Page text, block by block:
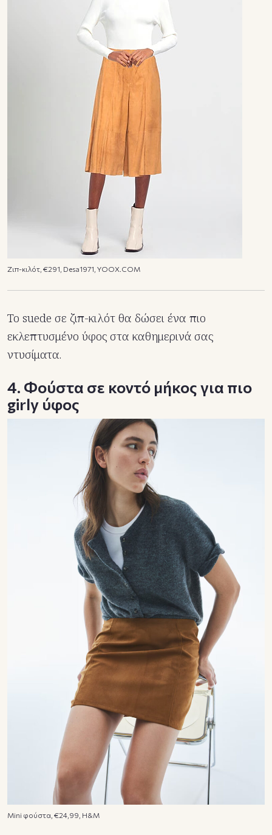
Ζιπ-κιλότ, €291, Desa1971, YOOX.COM
Το suede σε ζιπ-κιλότ θα δώσει ένα πιο
εκλεπτυσμένο ύφος στα καθημερινά σας
ντυσίματα.
4. Φούστα σε κοντό μήκος για πιο
girly ύφος
Mini φούστα, €24,99, H&M